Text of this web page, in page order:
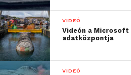
VIDEÓ
Videón a
adatközpontja
VIDEÓ